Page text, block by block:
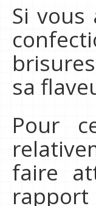
Si vous
sa
Pour
faire